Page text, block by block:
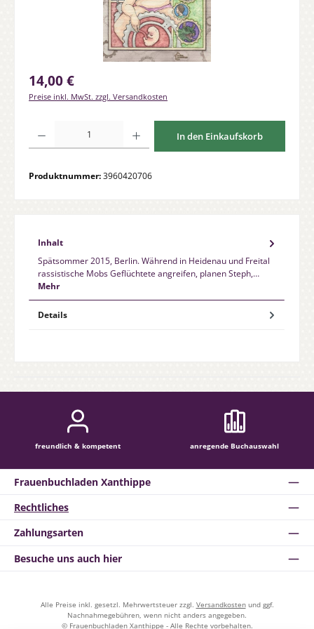
Regulärer Preis:
14,00 €
Preise inkl. MwSt. zzgl. Versandkosten
In den Einkaufskorb
Produktnummer:3960420706
Inhalt
Spätsommer 2015, Berlin. Während in Heidenau und Freital
rassistische Mobs Geflüchtete angreifen, planen Steph,…
Mehr
Details
freundlich & kompetent anregende Buchauswahl
Rechtliches
Zahlungsarten
Besuche uns auch hier
Frauenbuchladen Xanthippe
Alle Preise inkl. gesetzl. Mehrwertsteuer zzgl. Versandkostenund ggf.
Nachnahmegebühren, wenn nicht anders angegeben.
© Frauenbuchladen Xanthippe - Alle Rechte vorbehalten.